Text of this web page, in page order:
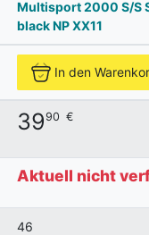
Multisport 2000 S/S
black NP XX11
In den
3990 €
Aktuell nicht
46